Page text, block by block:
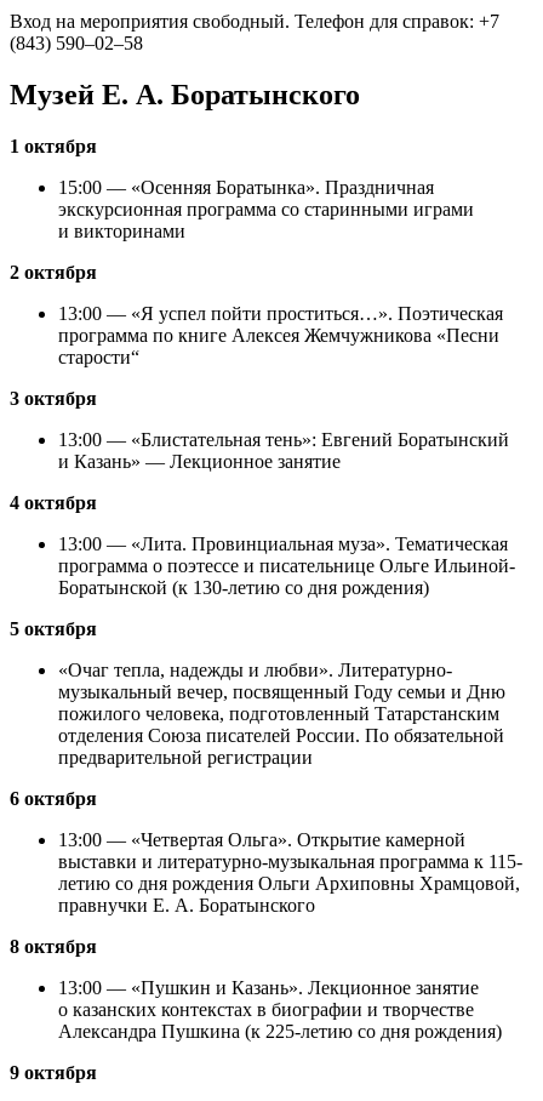
Вход на мероприятия свободный. Телефон для справок: +7
(843) 590–02–58
Музей Е. А. Боратынского
1 октября
15:00 — «Осенняя Боратынка». Праздничная
экскурсионная программа со старинными играми
и викторинами
2 октября
13:00 — «Я успел пойти проститься…». Поэтическая
программа по книге Алексея Жемчужникова «Песни
старости“
3 октября
13:00 — «Блистательная тень»: Евгений Боратынский
и Казань» — Лекционное занятие
4 октября
13:00 — «Лита. Провинциальная муза». Тематическая
программа о поэтессе и писательнице Ольге Ильиной-
Боратынской (к 130-летию со дня рождения)
5 октября
«Очаг тепла, надежды и любви». Литературно-
музыкальный вечер, посвященный Году семьи и Дню
пожилого человека, подготовленный Татарстанским
отделения Союза писателей России. По обязательной
предварительной регистрации
6 октября
13:00 — «Четвертая Ольга». Открытие камерной
выставки и литературно-музыкальная программа к 115-
летию со дня рождения Ольги Архиповны Храмцовой,
правнучки Е. А. Боратынского
8 октября
13:00 — «Пушкин и Казань». Лекционное занятие
о казанских контекстах в биографии и творчестве
Александра Пушкина (к 225-летию со дня рождения)
9 октября